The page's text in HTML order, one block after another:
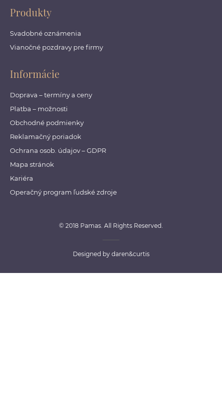
Produkty
Svadobné oznámenia
Vianočné pozdravy pre firmy
Informácie
Doprava – termíny a ceny
Platba – možnosti
Obchodné podmienky
Reklamačný poriadok
Ochrana osob. údajov – GDPR
Mapa stránok
Kariéra
Operačný program ľudské zdroje
© 2018 Pamas. All Rights Reserved.
Designed by daren&curtis